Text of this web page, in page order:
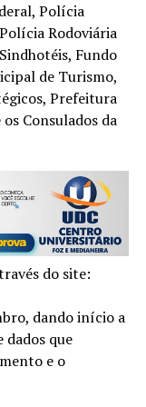
Polícia
Rodoviária
Fundo
de Turismo,
Prefeitura
Consulados da
do site:
dando início a
dados que
e o